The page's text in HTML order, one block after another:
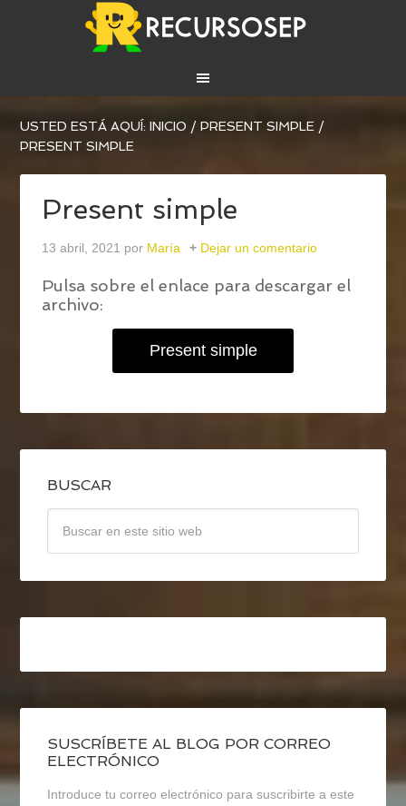
USTED ESTÁ AQUÍ:INICIO / PRESENT SIMPLE /
PRESENT SIMPLE
Present simple
13 abril, 2021 por María Dejar un comentario
Pulsa sobre el enlace para descargar el
archivo:
Present simple
BUSCAR
SUSCRÍBETE AL BLOG POR CORREO
ELECTRÓNICO
Introduce tu correo electrónico para suscribirte a este